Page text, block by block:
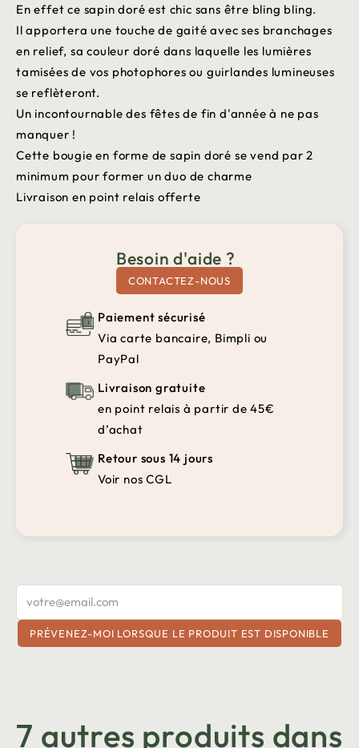
En effet ce sapin doré est chic sans être bling bling.
Il apportera une touche de gaité avec ses branchages
en relief, sa couleur doré dans laquelle les lumières
tamisées de vos photophores ou guirlandes lumineuses
se reflèteront.
Un incontournable des fêtes de fin d'année à ne pas
manquer !
Cette bougie en forme de sapin doré se vend par 2
minimum pour former un duo de charme
Livraison en point relais offerte
Besoin d'aide ?
CONTACTEZ-NOUS
Paiement sécurisé
Via carte bancaire, Bimpli ou
PayPal
Livraison gratuite
en point relais à partir de 45€
d’achat
Retour sous 14 jours
Voir nos CGL
PRÉVENEZ-MOI LORSQUE LE PRODUIT EST DISPONIBLE
7 autres produits dans